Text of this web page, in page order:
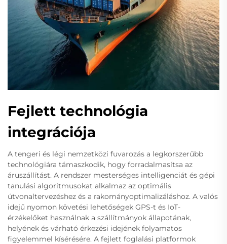
Fejlett technológia
integrációja
A tengeri és légi nemzetközi fuvarozás a legkorszerűbb
technológiára támaszkodik, hogy forradalmasítsa az
áruszállítást. A rendszer mesterséges intelligenciát és gépi
tanulási algoritmusokat alkalmaz az optimális
útvonaltervezéshez és a rakományoptimalizáláshoz. A valós
idejű nyomon követési lehetőségek GPS-t és IoT-
érzékelőket használnak a szállítmányok állapotának,
helyének és várható érkezési idejének folyamatos
figyelemmel kísérésére. A fejlett foglalási platformok